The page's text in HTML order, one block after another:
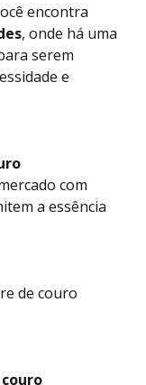
encontra
, onde há uma
serem
e
com
a essência
de couro